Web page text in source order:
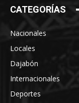
CATEGORÍAS
Nacionales
Locales
Dajabón
Internacionales
Deportes